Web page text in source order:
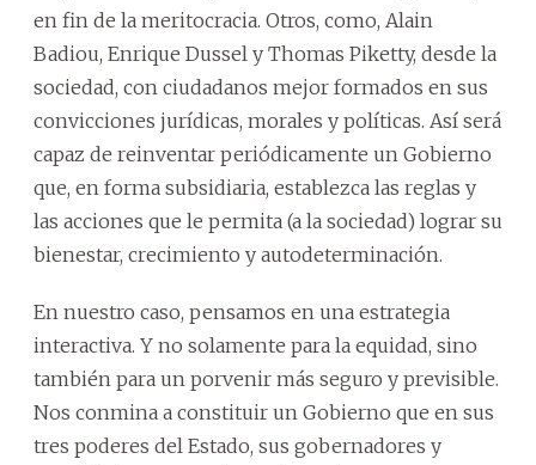
en fin de la meritocracia. Otros, como, Alain
Badiou, Enrique Dussel y Thomas Piketty, desde la
sociedad, con ciudadanos mejor formados en sus
convicciones jurídicas, morales y políticas. Así será
capaz de reinventar periódicamente un Gobierno
que, en forma subsidiaria, establezca las reglas y
las acciones que le permita (a la sociedad) lograr su
bienestar, crecimiento y autodeterminación.
En nuestro caso, pensamos en una estrategia
interactiva. Y no solamente para la equidad, sino
también para un porvenir más seguro y previsible.
Nos conmina a constituir un Gobierno que en sus
tres poderes del Estado, sus gobernadores y